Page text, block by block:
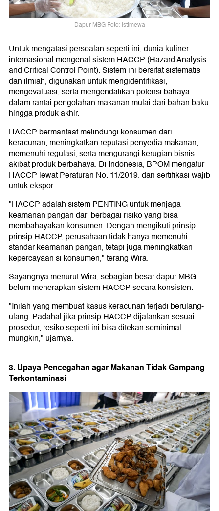
Dapur MBG Foto: Istimewa
Untuk mengatasi persoalan seperti ini, dunia kuliner
internasional mengenal sistem HACCP (Hazard Analysis
and Critical Control Point). Sistem ini bersifat sistematis
dan ilmiah, digunakan untuk mengidentifikasi,
mengevaluasi, serta mengendalikan potensi bahaya
dalam rantai pengolahan makanan mulai dari bahan baku
hingga produk akhir.
HACCP bermanfaat melindungi konsumen dari
keracunan, meningkatkan reputasi penyedia makanan,
memenuhi regulasi, serta mengurangi kerugian bisnis
akibat produk berbahaya. Di Indonesia, BPOM mengatur
HACCP lewat Peraturan No. 11/2019, dan sertifikasi wajib
untuk ekspor.
"HACCP adalah sistem PENTING untuk menjaga
keamanan pangan dari berbagai risiko yang bisa
membahayakan konsumen. Dengan mengikuti prinsip-
prinsip HACCP, perusahaan tidak hanya memenuhi
standar keamanan pangan, tetapi juga meningkatkan
kepercayaan si konsumen," terang Wira.
Sayangnya menurut Wira, sebagian besar dapur MBG
belum menerapkan sistem HACCP secara konsisten.
"Inilah yang membuat kasus keracunan terjadi berulang-
ulang. Padahal jika prinsip HACCP dijalankan sesuai
prosedur, resiko seperti ini bisa ditekan seminimal
mungkin," ujarnya.
3. Upaya Pencegahan agar Makanan Tidak Gampang
Terkontaminasi